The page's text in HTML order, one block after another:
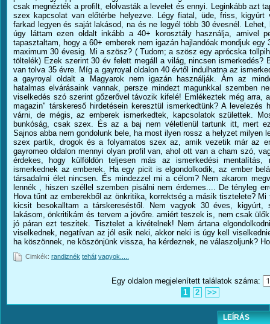
csak megnézték a profilt, elolvasták a levelet és ennyi. Leginkább azt
szex kapcsolat van előtérbe helyezve. Légy fiatal, üde, friss, kigyúrt
farkad legyen és saját lakásod, na és ne legyél több 30 évesnél.
úgy láttam ezen oldalt inkább a 40+ korosztály használja, amivel
tapasztaltam, hogy a 60+ emberek nem igazán hajlandóak mondjuk
maximum 30 évesig. Mi a szösz? ( Tudom; a szösz egy aprócska
töltelék) Ezek szerint 30 év felett megáll a világ, nincsen ismerkedés?
van tolva 35 évre. Míg a gayroyal oldalon 40 évtől indulhatna az
a gayroyal oldalt a Magyarok nem igazán használják. Ám az
hatalmas elvárásaink vannak, persze mindezt magunkkal szemben
viselkedés szó szerint gőzerővel távozik kifelé! Emlékeztek még arra,
magazin" társkereső hirdetésein keresztül ismerkedtünk? A levelezés
várni, de mégis, az emberek ismerkedtek, kapcsolatok születtek.
bunkóság, csak szex. És az a baj nem véletlenül tartunk itt, mert
Sajnos abba nem gondolunk bele, ha most ilyen rossz a helyzet milyen
szex partik, drogok és a folyamatos szex az, amik vezetik már az
gayromeo oldalon mennyi olyan profil van, ahol ott van a cham szó,
érdekes, hogy külföldön teljesen más az ismerkedési
ismerkednek az emberek. Ha egy picit is elgondolkodik, az ember
társadalmi élet nincsen. És mindezzel mi a célom? Nem akarom
lennék , hiszen széllel szemben pisálni nem érdemes.... De tényleg
Hova tűnt az emberekből az önkritika, korrektség a másik tisztelete? Mi
kicsit besokalltam a társkereséstől. Nem vagyok 30 éves, kigyúrt,
lakásom, önkritikám és tervem a jövőre. amiért teszek is, nem csak
jó páran ezt teszitek. Tisztelet a kivételnek! Nem ártana
viselkednek, negatívan az jól esik neki, akkor neki is úgy kell
ha köszönnek, ne köszönjünk vissza, ha kérdeznek, ne válaszoljunk?
Cimkék: randiznék tehát vagyok.....
Egy oldalon megjelenített találatok száma:
1
2 >>
LEÍRÁS